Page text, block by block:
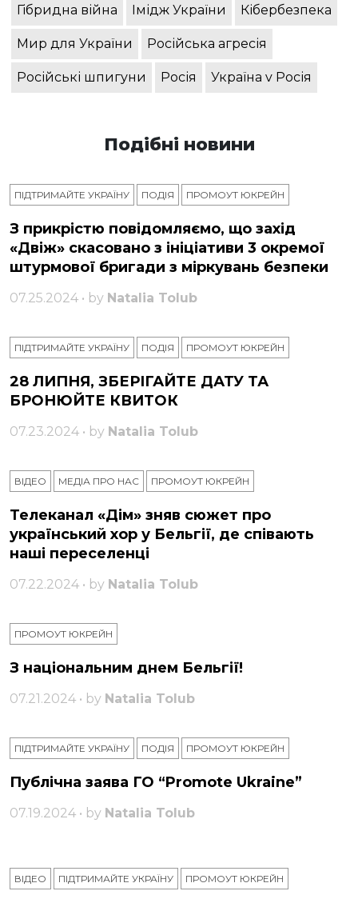
Гібридна війна Імідж України Кібербезпека
Мир для України Російська агресія
Російські шпигуни Росія Україна v Росія
Подібні новини
ПІДТРИМАЙТЕ УКРАЇНУ ПОДІЯ ПРОМОУТ ЮКРЕЙН
З прикрістю повідомляємо, що захід
«Двіж» скасовано з ініціативи 3 окремої
штурмової бригади з міркувань безпеки
07.25.2024 • by Natalia Tolub
ПІДТРИМАЙТЕ УКРАЇНУ ПОДІЯ ПРОМОУТ ЮКРЕЙН
28 ЛИПНЯ, ЗБЕРІГАЙТЕ ДАТУ ТА
БРОНЮЙТЕ КВИТОК
07.23.2024 • by Natalia Tolub
ВІДЕО МЕДІА ПРО НАС ПРОМОУТ ЮКРЕЙН
Телеканал «Дім» зняв сюжет про
український хор у Бельгії, де співають
наші переселенці
07.22.2024 • by Natalia Tolub
ПРОМОУТ ЮКРЕЙН
З національним днем ​​Бельгії!
07.21.2024 • by Natalia Tolub
ПІДТРИМАЙТЕ УКРАЇНУ ПОДІЯ ПРОМОУТ ЮКРЕЙН
Публічна заява ГО “Promote Ukraine”
07.19.2024 • by Natalia Tolub
ВІДЕО ПІДТРИМАЙТЕ УКРАЇНУ ПРОМОУТ ЮКРЕЙН